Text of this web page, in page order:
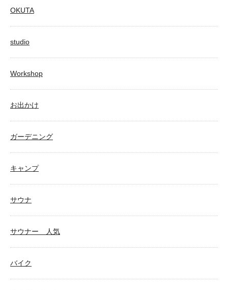
OKUTA
studio
Workshop
お出かけ
ガーデニング
キャンプ
サウナ
サウナー 人気
バイク